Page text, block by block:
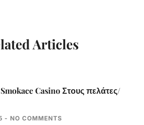
Articles
Casino Στους πελάτες/
NO COMMENTS